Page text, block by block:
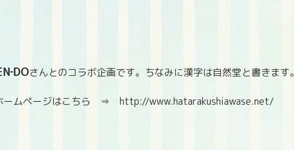
さんとのコラボ企画です。ちなみに漢字は自然堂と書きます。
ームページはこちら ⇒ http://www.hatarakushiawase.net/